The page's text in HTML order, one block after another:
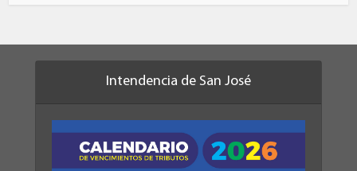
Intendencia de San José